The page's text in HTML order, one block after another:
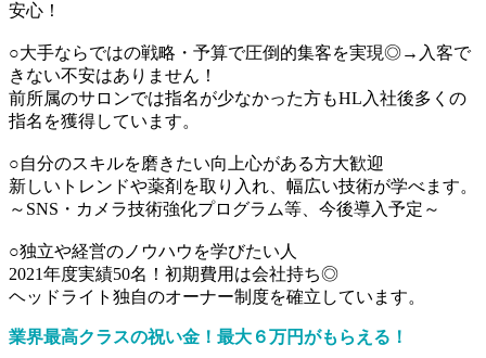
安心！
○大手ならではの戦略・予算で圧倒的集客を実現◎→入客で
きない不安はありません！
前所属のサロンでは指名が少なかった方もHL入社後多くの
指名を獲得しています。
○自分のスキルを磨きたい向上心がある方大歓迎
新しいトレンドや薬剤を取り入れ、幅広い技術が学べます。
～SNS・カメラ技術強化プログラム等、今後導入予定～
○独立や経営のノウハウを学びたい人
2021年度実績50名！初期費用は会社持ち◎
ヘッドライト独自のオーナー制度を確立しています。
業界最高クラスの祝い金！最大６万円がもらえる！